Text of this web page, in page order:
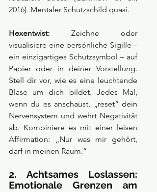
2016). Mentaler Schutzschild quasi.
Hexentwist: Zeichne oder
visualisiere eine persönliche Sigille –
ein einzigartiges Schutzsymbol – auf
Papier oder in deiner Vorstellung.
Stell dir vor, wie es eine leuchtende
Blase um dich bildet. Jedes Mal,
wenn du es anschaust, „reset“ dein
Nervensystem und wehrt Negativität
ab. Kombiniere es mit einer leisen
Affirmation: „Nur was mir gehört,
darf in meinen Raum.“
2. Achtsames Loslassen:
Emotionale Grenzen am